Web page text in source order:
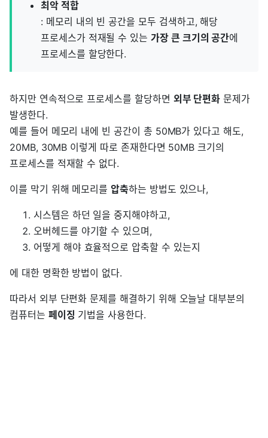
최악 적합
: 메모리 내의 빈 공간을 모두 검색하고, 해당
프로세스가 적재될 수 있는가장 큰 크기의 공간에
프로세스를 할당한다.
하지만 연속적으로 프로세스를 할당하면 외부 단편화 문제가
발생한다.
예를 들어 메모리 내에 빈 공간이 총 50MB가 있다고 해도,
20MB, 30MB 이렇게 따로 존재한다면 50MB 크기의
프로세스를 적재할 수 없다.
이를 막기 위해 메모리를압축하는 방법도 있으나,
시스템은 하던 일을 중지해야하고,
오버헤드를 야기할 수 있으며,
어떻게 해야 효율적으로 압축할 수 있는지
에 대한 명확한 방법이 없다.
따라서 외부 단편화 문제를 해결하기 위해 오늘날 대부분의
컴퓨터는 페이징 기법을 사용한다.